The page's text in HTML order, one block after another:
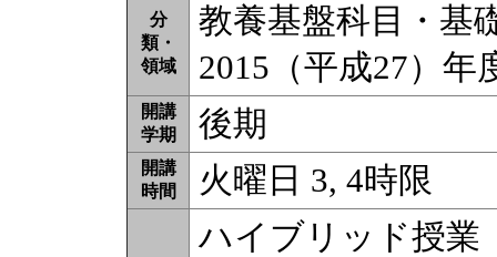
分
類・
領域
教養基盤科目・基
2015（平成27）年
開講
学期
後期
開講
時間
火曜日 3, 4時限
ハイブリッド授業